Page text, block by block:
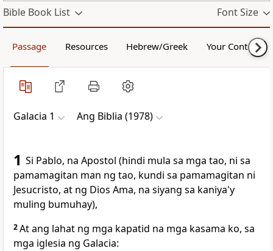
Bible Book List Font Size
Passage Resources Hebrew/Greek Your Content
Galacia 1 Ang Biblia (1978)
1 Si Pablo, na Apostol (hindi mula sa mga tao, ni sa
pamamagitan man ng tao, kundi sa pamamagitan ni
Jesucristo, at ng Dios Ama, na siyang sa kaniya'y
muling bumuhay),
2At ang lahat ng mga kapatid na mga kasama ko, sa
mga iglesia ng Galacia: